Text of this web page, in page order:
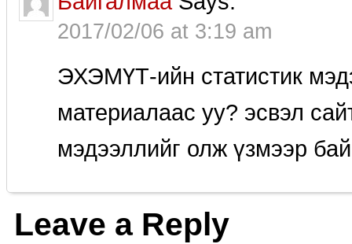
2017/02/06 at 3:19 am
ЭХЭМҮТ-ийн статистик
материалаас уу? эсвэл
мэдээллийг олж үзмээр
Leave a Reply